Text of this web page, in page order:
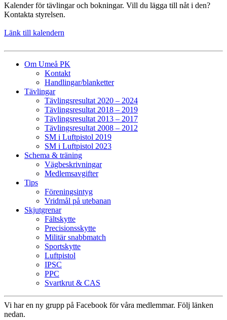
Kalender för tävlingar och bokningar. Vill du lägga till nåt i den?
Kontakta styrelsen.
Länk till kalendern
Om Umeå PK
Kontakt
Handlingar/blanketter
Tävlingar
Tävlingsresultat 2020 – 2024
Tävlingsresultat 2018 – 2019
Tävlingsresultat 2013 – 2017
Tävlingsresultat 2008 – 2012
SM i Luftpistol 2019
SM i Luftpistol 2023
Schema & träning
Vägbeskrivningar
Medlemsavgifter
Tips
Föreningsintyg
Vridmål på utebanan
Skjutgrenar
Fältskytte
Precisionsskytte
Militär snabbmatch
Sportskytte
Luftpistol
IPSC
PPC
Svartkrut & CAS
Vi har en ny grupp på Facebook för våra medlemmar. Följ länken
nedan.